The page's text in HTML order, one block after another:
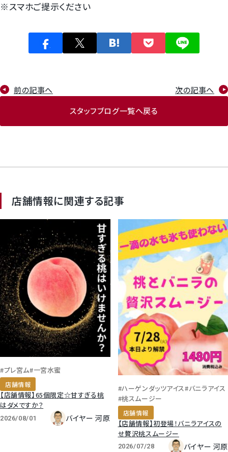
※スマホご提示ください
前の記事へ
スタッフブログ一覧へ戻る
次の記事へ
店舗情報に関連する記事
#プレ宮ム#一宮水蜜
店舗情報
【店舗情報】65個限定☆甘すぎる桃
はダメですか？
2026/08/01 バイヤー 河原
#ハーゲンダッツアイス#バニラアイス
#桃スムージー
店舗情報
【店舗情報】初登場！バニラアイスの
せ贅沢桃スムージー
2026/07/28 バイヤー 河原